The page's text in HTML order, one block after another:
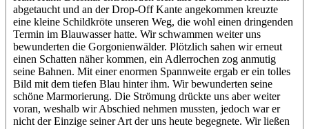
abgetaucht und an der Drop-Off Kante angekommen kreuzte
eine kleine Schildkröte unseren Weg, die wohl einen dringenden
Termin im Blauwasser hatte. Wir schwammen weiter uns
bewunderten die Gorgonienwälder. Plötzlich sahen wir erneut
einen Schatten näher kommen, ein Adlerrochen zog anmutig
seine Bahnen. Mit einer enormen Spannweite ergab er ein tolles
Bild mit dem tiefen Blau hinter ihm. Wir bewunderten seine
schöne Marmorierung. Die Strömung drückte uns aber weiter
voran, weshalb wir Abschied nehmen mussten, jedoch war er
nicht der Einzige seiner Art der uns heute begegnete. Wir ließen